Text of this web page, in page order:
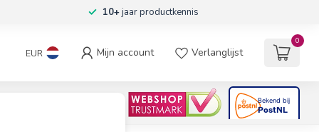
10+jaar productkennis
EUR Mijn account Verlanglijst
0